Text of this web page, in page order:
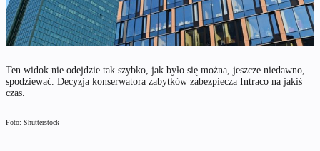
Ten widok nie odejdzie tak szybko, jak było się można, jeszcze niedawno,
spodziewać. Decyzja konserwatora zabytków zabezpiecza Intraco na jakiś
czas.
Foto: Shutterstock